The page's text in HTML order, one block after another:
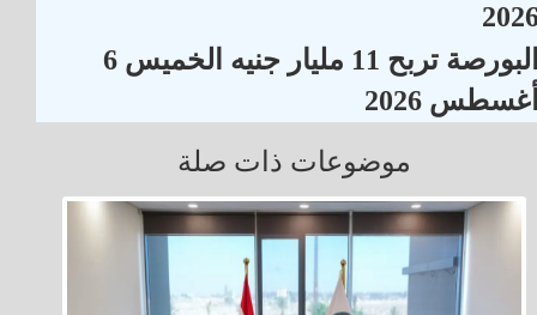
البورصة تربح 11 مليار جنيه الخميس 6
2026
موضوعات ذات صلة